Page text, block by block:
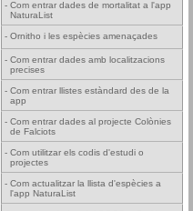
- Com entrar dades de mortalitat a l'app
NaturaList
- Ornitho i les espècies amenaçades
- Com entrar dades amb localitzacions
precises
- Com entrar llistes estàndard des de la
app
- Com entrar dades al projecte Colònies
de Falciots
- Com utilitzar els codis d'estudi o
projectes
- Com actualitzar la llista d'espècies a
l'app NaturaList